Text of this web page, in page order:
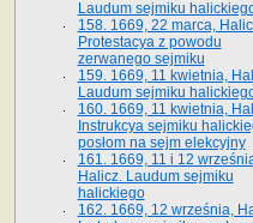
Laudum sejmiku
158. 1669, 22 marca,
Protestacya z powodu
zerwanego sejmiku
159. 1669, 11 kwietnia,
Laudum sejmiku
160. 1669, 11 kwietnia,
Instrukcya sejmiku
posłom na sejm elekcyjny
161. 1669, 11 i 12
Halicz. Laudum sejmiku
halickiego
162. 1669, 12 września,